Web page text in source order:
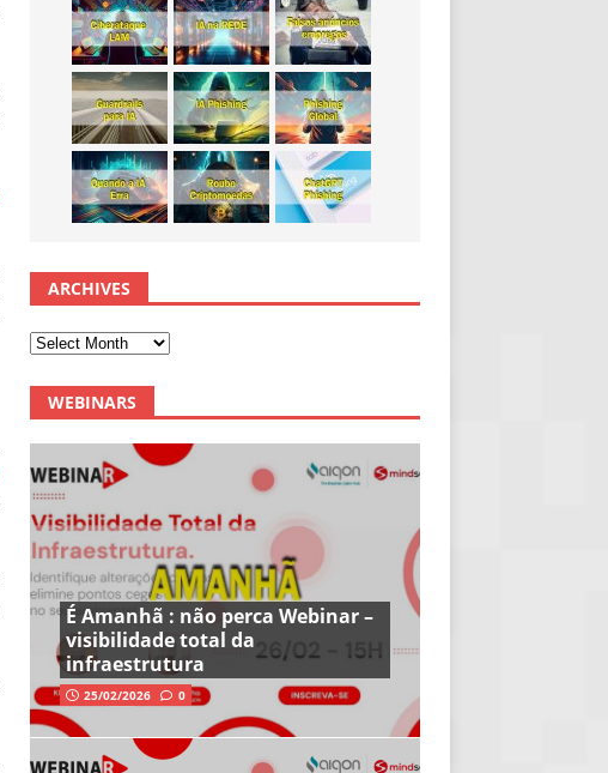
ARCHIVES
WEBINARS
É Amanhã : não perca Webinar –
visibilidade total da
infraestrutura
25/02/2026 0